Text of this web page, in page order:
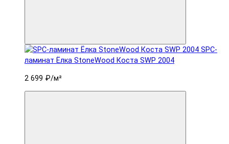
SPC-
ламинат Ëлка StoneWood Коста SWP 2004
2 699 ₽/м²